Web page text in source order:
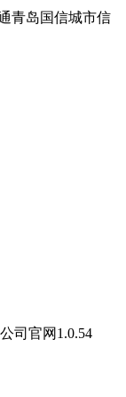
青岛国信城市信
司官网1.0.54